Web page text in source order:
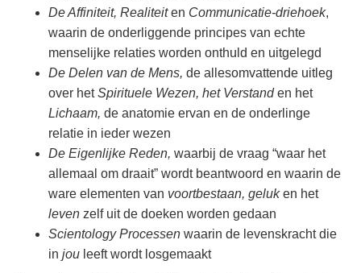
De Affiniteit, Realiteiten Communicatie-driehoek,
waarin de onderliggende principes van echte
menselijke relaties worden onthuld en uitgelegd
De Delen van de Mens, de allesomvattende uitleg
over hetSpirituele Wezen, het Verstanden het
Lichaam, de anatomie ervan en de onderlinge
relatie in ieder wezen
De Eigenlijke Reden, waarbij de vraag “waar het
allemaal om draait” wordt beantwoord en waarin de
ware elementen van voortbestaan, geluken het
leven zelf uit de doeken worden gedaan
Scientology Processen waarin de levenskracht die
in jou leeft wordt losgemaakt